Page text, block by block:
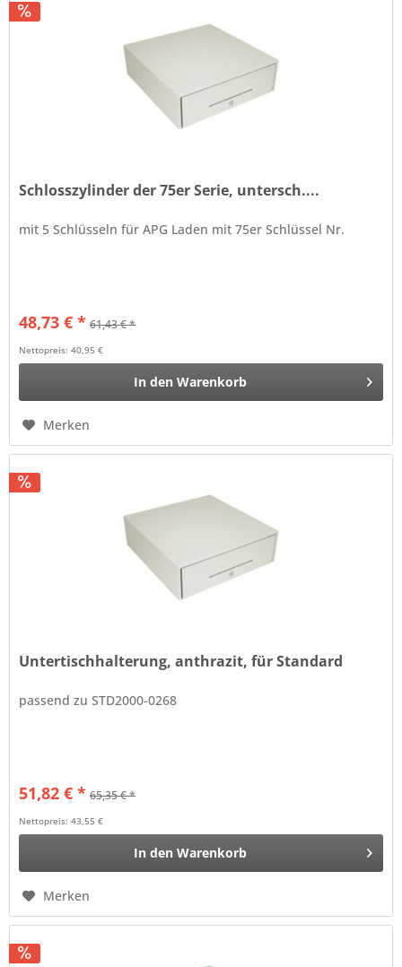
Schlosszylinder der 75er Serie, untersch....
mit 5 Schlüsseln für APG Laden mit 75er Schlüssel Nr.
48,73 € * 61,43 € *
Nettopreis: 40,95 €
In den Warenkorb
Merken
Untertischhalterung, anthrazit, für Standard
passend zu STD2000-0268
51,82 € * 65,35 € *
Nettopreis: 43,55 €
In den Warenkorb
Merken